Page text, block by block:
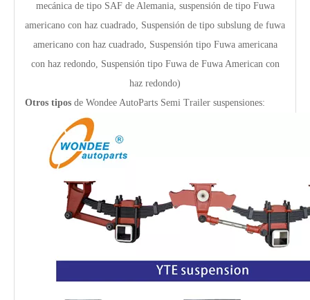
mecánica de tipo SAF de Alemania, suspensión de tipo Fuwa
americano con haz cuadrado, Suspensión de tipo subslung de fuwa
americano con haz cuadrado, Suspensión tipo Fuwa americana
con haz redondo, Suspensión tipo Fuwa de Fuwa American con
haz redondo)
Otros tipos de Wondee AutoParts Semi Trailer suspensiones:
9T 11T Levante y típico de tipo no considerable Tipo de viga de semi Tipo de aire para el mercado estadounidense 13T semi remolques de sesiones pesadas suspensión aérea tipo haz para el mercado de México